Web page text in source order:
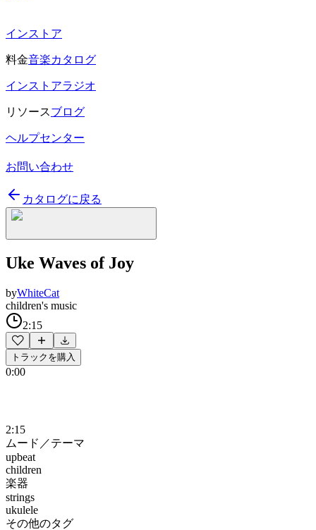
インストア
料金音楽カタログ
インストアラジオ
リソースブログ
ヘルプセンター
お問い合わせ
カタログに戻る
Uke Waves of Joy
byWhiteCat
children's music
2:15
トラックを購入
0:00
2:15
ムード／テーマ
upbeat
children
楽器
strings
ukulele
その他のタグ